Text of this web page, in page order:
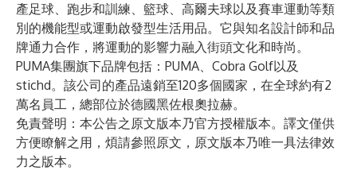
產足球、跑步和訓練、籃球、高爾夫球以及賽車運動等類
別的機能型或運動啟發型生活用品。它與知名設計師和品
牌通力合作，將運動的影響力融入街頭文化和時尚。
PUMA集團旗下品牌包括：PUMA、Cobra Golf以及
stichd。該公司的產品遠銷至120多個國家，在全球約有2
萬名員工，總部位於德國黑佐根奧拉赫。
免責聲明：本公告之原文版本乃官方授權版本。譯文僅供
方便瞭解之用，煩請參照原文，原文版本乃唯一具法律效
力之版本。